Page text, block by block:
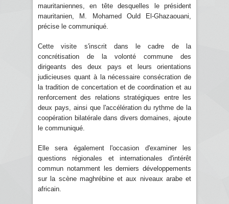
mauritaniennes, en tête desquelles le président
mauritanien, M. Mohamed Ould El-Ghazaouani,
précise le communiqué.
Cette visite s'inscrit dans le cadre de la
concrétisation de la volonté commune des
dirigeants des deux pays et leurs orientations
judicieuses quant à la nécessaire consécration de
la tradition de concertation et de coordination et au
renforcement des relations stratégiques entre les
deux pays, ainsi que l'accélération du rythme de la
coopération bilatérale dans divers domaines, ajoute
le communiqué.
Elle sera également l'occasion d'examiner les
questions régionales et internationales d'intérêt
commun notamment les derniers développements
sur la scène maghrébine et aux niveaux arabe et
africain.